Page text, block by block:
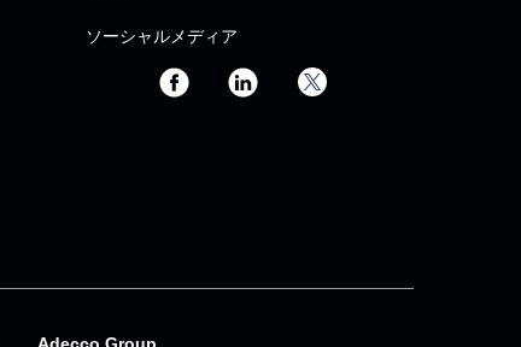
ソーシャルメディア